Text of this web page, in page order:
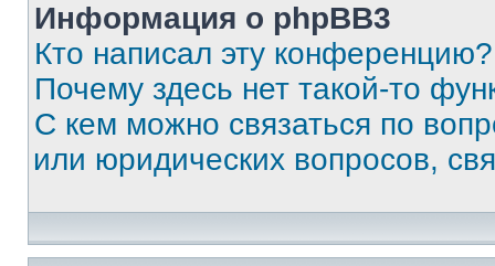
Информация о phpBB3
Кто написал эту конференцию?
Почему здесь нет такой-то
С кем можно связаться по
или юридических вопросов,